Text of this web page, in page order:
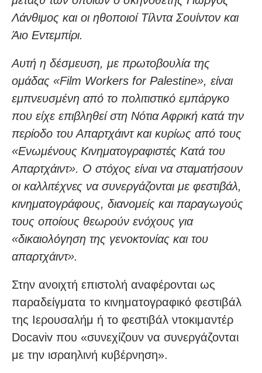
Λάνθιμος και οι ηθοποιοί Τίλντα Σουίντον και
Άιο Εντεμπίρι.
Αυτή η δέσμευση, με πρωτοβουλία της
ομάδας «Film Workers for Palestine», είναι
εμπνευσμένη από το πολιτιστικό εμπάργκο
που είχε επιβληθεί στη Νότια Αφρική κατά την
περίοδο του Απαρτχάιντ και κυρίως από τους
«Ενωμένους Κινηματογραφιστές Κατά του
Απαρτχάιντ». Ο στόχος είναι να σταματήσουν
οι καλλιτέχνες να συνεργάζονται με φεστιβάλ,
κινηματογράφους, διανομείς και παραγωγούς
τους οποίους θεωρούν ενόχους για
«δικαιολόγηση της γενοκτονίας και του
απαρτχάιντ».
Στην ανοιχτή επιστολή αναφέρονται ως
παραδείγματα το κινηματογραφικό φεστιβάλ
της Ιερουσαλήμ ή το φεστιβάλ ντοκιμαντέρ
Docaviv που «συνεχίζουν να συνεργάζονται
με την ισραηλινή κυβέρνηση».